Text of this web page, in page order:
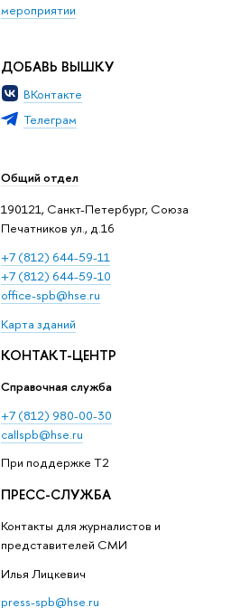
мероприятии
ДОБАВЬ ВЫШКУ
ВКонтакте
Телеграм
Общий отдел
190121, Санкт-Петербург, Союза
Печатников ул., д.16
+7 (812) 644-59-11
+7 (812) 644-59-10
office-spb@hse.ru
Карта зданий
КОНТАКТ-ЦЕНТР
Справочная служба
+7 (812) 980-00-30
callspb@hse.ru
При поддержке T2
ПРЕСС-СЛУЖБА
Контакты для журналистов и
представителей СМИ
Илья Лицкевич
press-spb@hse.ru